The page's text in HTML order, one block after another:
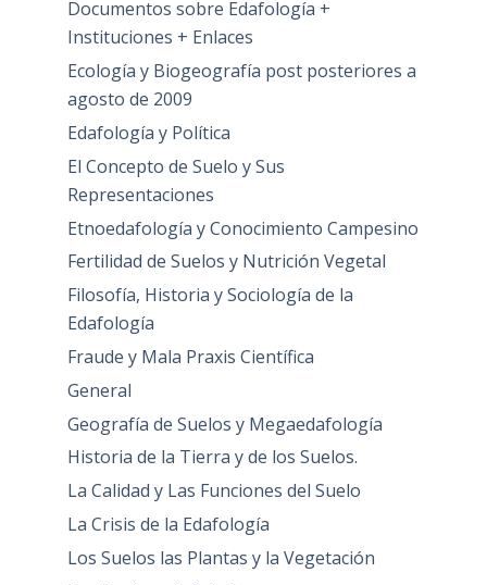
Documentos sobre Edafología +
Instituciones + Enlaces
Ecología y Biogeografía post posteriores a
agosto de 2009
Edafología y Política
El Concepto de Suelo y Sus
Representaciones
Etnoedafología y Conocimiento Campesino
Fertilidad de Suelos y Nutrición Vegetal
Filosofía, Historia y Sociología de la
Edafología
Fraude y Mala Praxis Científica
General
Geografía de Suelos y Megaedafología
Historia de la Tierra y de los Suelos.
La Calidad y Las Funciones del Suelo
La Crisis de la Edafología
Los Suelos las Plantas y la Vegetación